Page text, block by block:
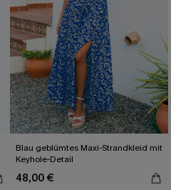
Blau geblümtes Maxi-Strandkleid mit
Keyhole-Detail
48,00 €